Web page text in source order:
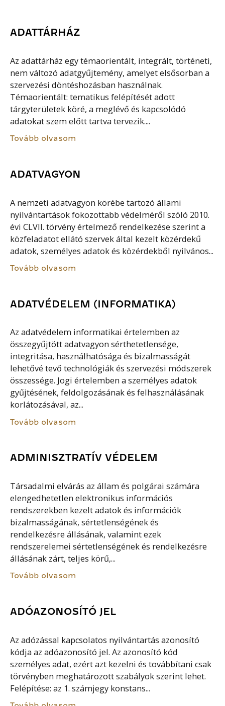
ADATTÁRHÁZ
Az adattárház egy témaorientált, integrált, történeti,
nem változó adatgyűjtemény, amelyet elsősorban a
szervezési döntéshozásban használnak.
Témaorientált: tematikus felépítését adott
tárgyterületek köré, a meglévő és kapcsolódó
adatokat szem előtt tartva tervezik....
Tovább olvasom
ADATVAGYON
A nemzeti adatvagyon körébe tartozó állami
nyilvántartások fokozottabb védelméről szóló 2010.
évi CLVII. törvény értelmező rendelkezése szerint a
közfeladatot ellátó szervek által kezelt közérdekű
adatok, személyes adatok és közérdekből nyilvános...
Tovább olvasom
ADATVÉDELEM (INFORMATIKA)
Az adatvédelem informatikai értelemben az
összegyűjtött adatvagyon sérthetetlensége,
integritása, használhatósága és bizalmasságát
lehetővé tevő technológiák és szervezési módszerek
összessége. Jogi értelemben a személyes adatok
gyűjtésének, feldolgozásának és felhasználásának
korlátozásával, az...
Tovább olvasom
ADMINISZTRATÍV VÉDELEM
Társadalmi elvárás az állam és polgárai számára
elengedhetetlen elektronikus információs
rendszerekben kezelt adatok és információk
bizalmasságának, sértetlenségének és
rendelkezésre állásának, valamint ezek
rendszerelemei sértetlenségének és rendelkezésre
állásának zárt, teljes körű,...
Tovább olvasom
ADÓAZONOSÍTÓ JEL
Az adózással kapcsolatos nyilvántartás azonosító
kódja az adóazonosító jel. Az azonosító kód
személyes adat, ezért azt kezelni és továbbítani csak
törvényben meghatározott szabályok szerint lehet.
Felépítése: az 1. számjegy konstans...